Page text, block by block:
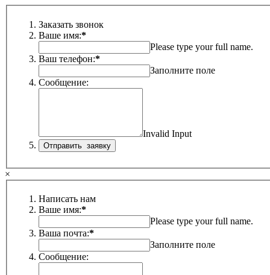
Заказать звонок
Ваше имя:*
Please type your full name.
Ваш телефон:*
Заполните поле
Сообщение:
Invalid Input
×
Написать нам
Ваше имя:*
Please type your full name.
Ваша почта:*
Заполните поле
Сообщение: